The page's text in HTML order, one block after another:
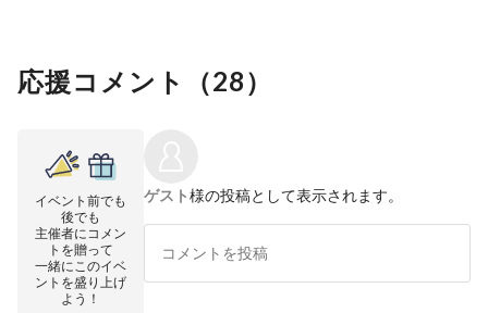
応援コメント（28）
イベント前でも
後でも
主催者にコメン
トを贈って
一緒にこのイベ
ントを盛り上げ
よう！
ゲスト様の投稿として表示されます。